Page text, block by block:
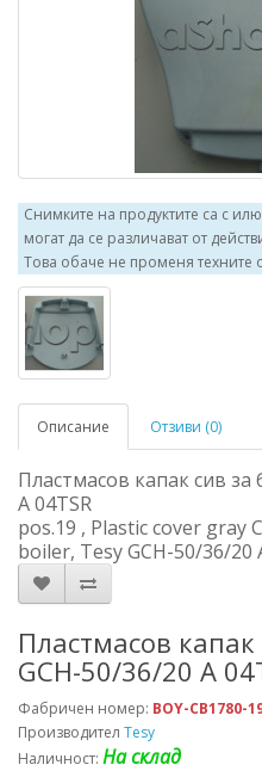
Снимките на продуктите са с
могат да се различават от
Това обаче не променя техните
Описание Отзиви (0)
Пластмасов капак сив за
A 04TSR
pos.19 , Plastic cover gray
boiler, Tesy GCH-50/36/20
Пластмасов
GCH-50/36/20 A
Фабричен номер: BOY-CB1780-
Производител Tesy
Наличност: На склад